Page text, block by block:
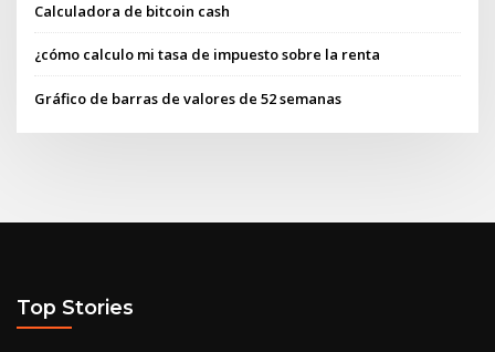
Calculadora de bitcoin cash
¿cómo calculo mi tasa de impuesto sobre la renta
Gráfico de barras de valores de 52 semanas
Top Stories